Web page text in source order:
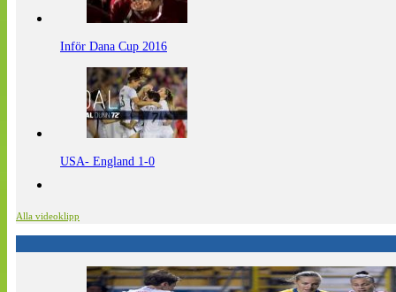
Inför Dana Cup 2016
USA- England 1-0
Alla videoklipp